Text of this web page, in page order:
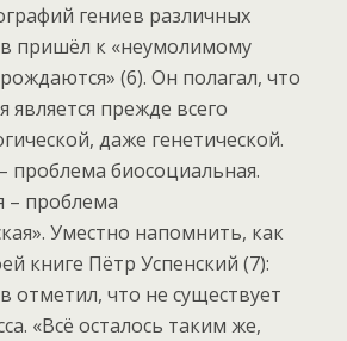
гениев различных
пришёл к «неумолимому
(6). Он полагал, что
является прежде всего
даже генетической.
проблема биосоциальная.
– проблема
Уместно напомнить, как
книге Пётр Успенский (7):
отметил, что не существует
«Всё осталось таким же,